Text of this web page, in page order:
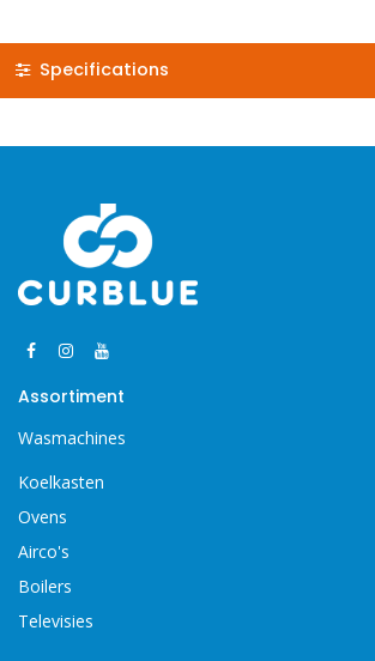
Specifications
Assortiment
Wasmachines
Koelkasten
Ovens
Airco's
Boilers
Televisies